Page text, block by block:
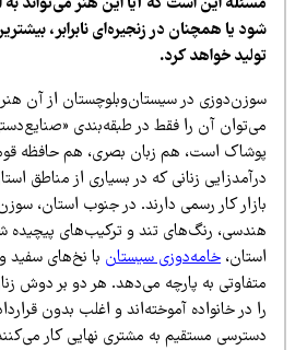
یا همچنان در زنجیره‌ای نابرابر، بیشترین
خواهد کرد.
در سیستان‌وبلوچستان از آن
آن را فقط در طبقه‌بندی «صنایع‌دستی»
است، هم زبان بصری، هم حافظه قومی و
زنانی که در بسیاری از مناطق
کار رسمی دارند. در جنوب استان،
رنگ‌های تند و ترکیب‌های پیچیده
خامه‌دوزی سیستانبا نخ‌های سفید و
به پارچه می‌دهد. هر دو بر دوش زنان
در خانواده آموخته‌اند و اغلب بدون قرارداد،
مستقیم به مشتری نهایی کار می‌کنند.